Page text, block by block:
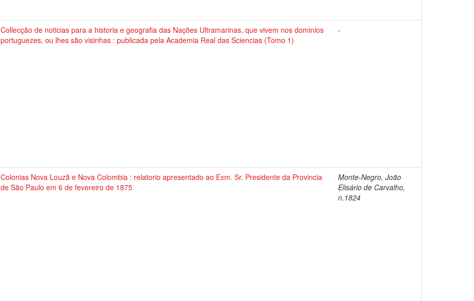
Collecção de noticias para a historia e geografia das Nações Ultramarinas, que vivem nos dominios
portuguezes, ou lhes são visinhas : publicada pela Academia Real das Sciencias (Tomo 1)
-
Colonias Nova Louzã e Nova Colombia : relatorio apresentado ao Exm. Sr. Presidente da Provincia
de São Paulo em 6 de fevereiro de 1875
Monte-Negro, João
Elisário de Carvalho,
n.1824